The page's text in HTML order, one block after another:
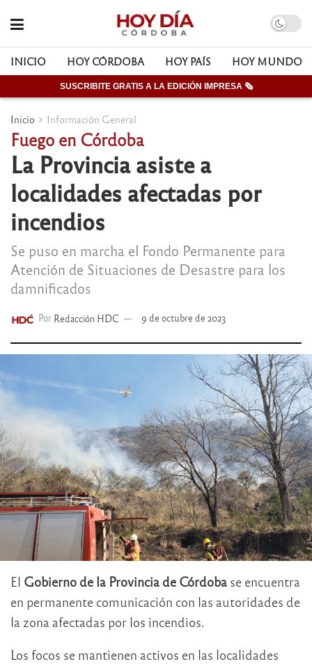
INICIO HOY CÓRDOBA HOY PAÍS HOY MUNDO
SUSCRIBITE GRATIS A LA EDICIÓN IMPRESA 🗞
Inicio Información General
Fuego en Córdoba
La Provincia asiste a
localidades afectadas por
incendios
Se puso en marcha el Fondo Permanente para
Atención de Situaciones de Desastre para los
damnificados
Por Redacción HDC 9 de octubre de 2023
El Gobierno de la Provincia de Córdoba se encuentra
en permanente comunicación con las autoridades de
la zona afectadas por los incendios.
Los focos se mantienen activos en las localidades